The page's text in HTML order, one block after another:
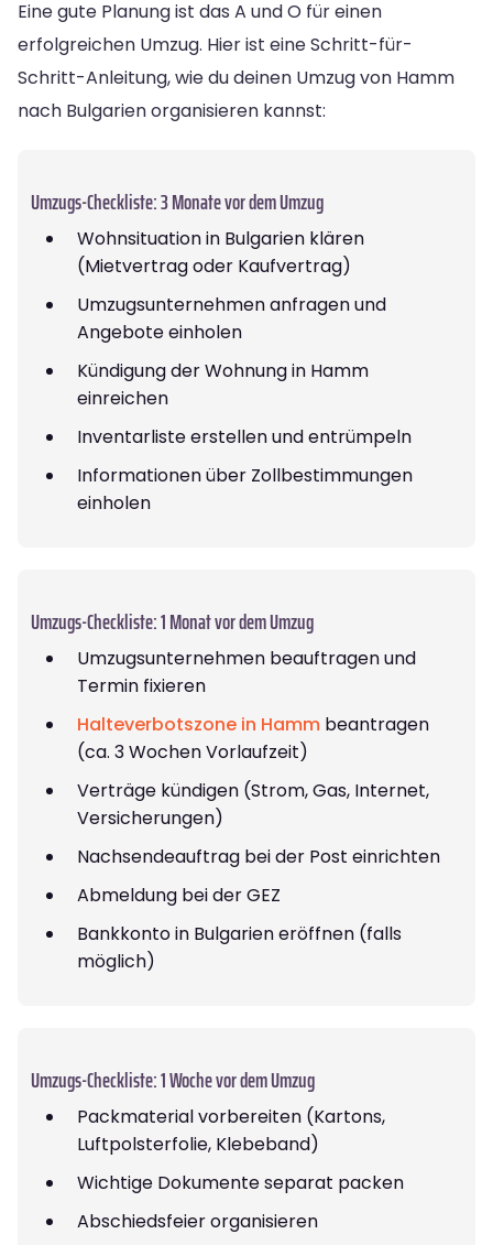
Eine gute Planung ist das A und O für einen
erfolgreichen Umzug. Hier ist eine Schritt-für-
Schritt-Anleitung, wie du deinen Umzug von Hamm
nach Bulgarien organisieren kannst:
Umzugs-Checkliste: 3 Monate vor dem Umzug
Wohnsituation in Bulgarien klären
(Mietvertrag oder Kaufvertrag)
Umzugsunternehmen anfragen und
Angebote einholen
Kündigung der Wohnung in Hamm
einreichen
Inventarliste erstellen und entrümpeln
Informationen über Zollbestimmungen
einholen
Umzugs-Checkliste: 1 Monat vor dem Umzug
Umzugsunternehmen beauftragen und
Termin fixieren
Halteverbotszone in Hamm beantragen
(ca. 3 Wochen Vorlaufzeit)
Verträge kündigen (Strom, Gas, Internet,
Versicherungen)
Nachsendeauftrag bei der Post einrichten
Abmeldung bei der GEZ
Bankkonto in Bulgarien eröffnen (falls
möglich)
Umzugs-Checkliste: 1 Woche vor dem Umzug
Packmaterial vorbereiten (Kartons,
Luftpolsterfolie, Klebeband)
Wichtige Dokumente separat packen
Abschiedsfeier organisieren